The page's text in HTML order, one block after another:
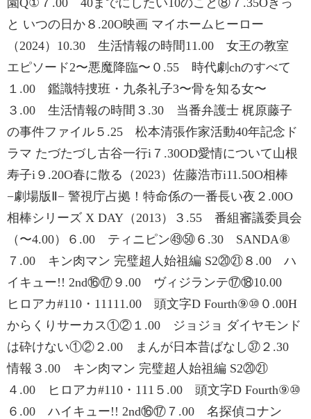
園Q①７.00 40までにしたい10のこと⑧７.35Oきっ
と いつの日か８.20O映画 マイホームヒーロー
（2024）10.30 生活情報の時間11.00 女王の教室
エピソード2〜悪魔降臨〜０.55 時代劇chのすべて
１.00 鑑識特捜班・九条礼子3〜骨を知る女〜
３.00 生活情報の時間３.30 当番弁護士 梶原藤子
の事件ファイル５.25 松本清張作家活動40年記念ド
ラマ たづたづし古谷一行i７.30OD愛情について山根
寿子i９.20O春に散る（2023）佐藤浩市i11.50O相棒
−劇場版Ⅱ− 警視庁占拠！特命係の一番長い夜２.00O
相棒シリーズ X DAY（2013）３.55 番組審議委員会
（〜4.00）６.00 ティニピン㊾㊿６.30 SANDA⑧
７.00 キン肉マン 完璧超人始祖編 S2⑳㉑８.00 ハ
イキュー!! 2nd⑯⑰９.00 ヴィジランテ⑰⑱10.00
ヒロアカ#110・11111.00 頭文字D Fourth⑨⑩０.00H
からくりサーカス①②１.00 ジョジョ ダイヤモンド
は砕けない①②２.00 まんが日本昔ばなし㊲２.30
情報３.00 キン肉マン 完璧超人始祖編 S2⑳㉑
４.00 ヒロアカ#110・111５.00 頭文字D Fourth⑨⑩
６.00 ハイキュー!! 2nd⑯⑰７.00 名探偵コナン